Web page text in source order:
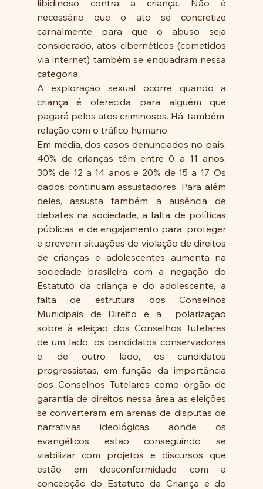
libidinoso contra a criança. Não é
necessário que o ato se concretize
carnalmente para que o abuso seja
considerado, atos cibernéticos (cometidos
via internet) também se enquadram nessa
categoria.
A exploração sexual ocorre quando a
criança é oferecida para alguém que
pagará pelos atos criminosos. Há, também,
relação com o tráfico humano.
Em média, dos casos denunciados no país,
40% de crianças têm entre 0 a 11 anos,
30% de 12 a 14 anos e 20% de 15 a 17. Os
dados continuam assustadores. Para além
deles, assusta também a ausência de
debates na sociedade, a falta de políticas
públicas  e de engajamento para  proteger
e prevenir situações de violação de direitos
de crianças e adolescentes aumenta na
sociedade brasileira com a negação do
Estatuto da criança e do adolescente, a
falta de estrutura dos Conselhos
Municipais de Direito e a  polarização
sobre à eleição dos Conselhos Tutelares
de um lado, os candidatos conservadores
e, de outro lado, os candidatos
progressistas, em função da importância
dos Conselhos Tutelares como órgão de
garantia de direitos nessa área as eleições
se converteram em arenas de disputas de
narrativas ideológicas aonde os
evangélicos estão conseguindo se
viabilizar com projetos e discursos que
estão em desconformidade com a
concepção do Estatuto da Criança e do